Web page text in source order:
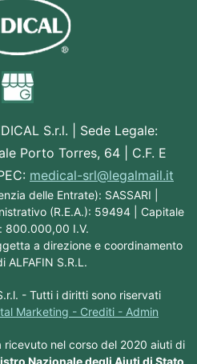
S.r.l. | Sede Legale:
Porto Torres, 64 | C.F. E
medical-srl@legalmail.it
delle Entrate): SASSARI |
(R.E.A.): 59494 | Capitale
800.000,00 I.V.
a direzione e coordinamento
ALFAFIN S.R.L.
- Tutti i diritti sono riservati
Marketing - Crediti - Admin
ricevuto nel corso del 2020 aiuti di